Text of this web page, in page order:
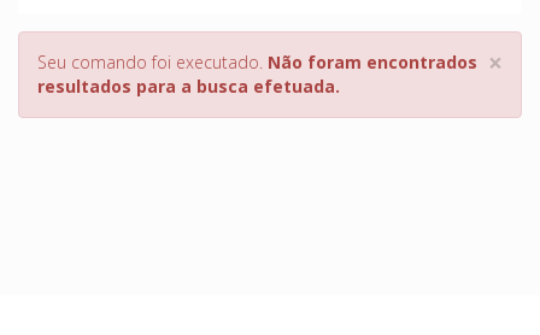
×
Seu comando foi executado. Não foram encontrados
resultados para a busca efetuada.